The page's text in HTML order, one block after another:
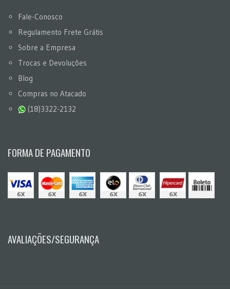
Fale-Conosco
Regulamento Frete Grátis
Sobre a Empresa
Trocas e Devoluções
Blog
Compras no Atacado
(18)3322-2132
FORMA DE PAGAMENTO
AVALIAÇÕES/SEGURANÇA